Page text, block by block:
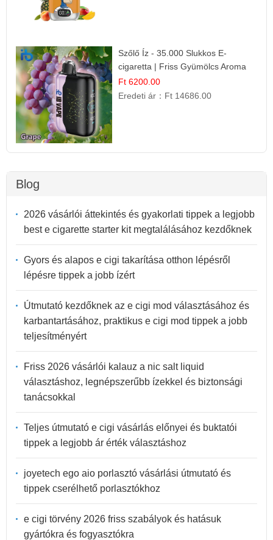
Szőlő Íz - 35.000 Slukkos E-
cigaretta | Friss Gyümölcs Aroma
Ft 6200.00
Eredeti ár： Ft 14686.00
Blog
2026 vásárlói áttekintés és gyakorlati tippek a legjobb
best e cigarette starter kit megtalálásához kezdőknek
Gyors és alapos e cigi takarítása otthon lépésről
lépésre tippek a jobb ízért
Útmutató kezdőknek az e cigi mod választásához és
karbantartásához, praktikus e cigi mod tippek a jobb
teljesítményért
Friss 2026 vásárlói kalauz a nic salt liquid
választáshoz, legnépszerűbb ízekkel és biztonsági
tanácsokkal
Teljes útmutató e cigi vásárlás előnyei és buktatói
tippek a legjobb ár érték választáshoz
joyetech ego aio porlasztó vásárlási útmutató és
tippek cserélhető porlasztókhoz
e cigi törvény 2026 friss szabályok és hatásuk
gyártókra és fogyasztókra